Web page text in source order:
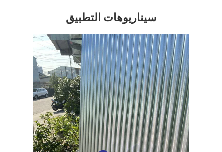
سيناريوهات التطبيق